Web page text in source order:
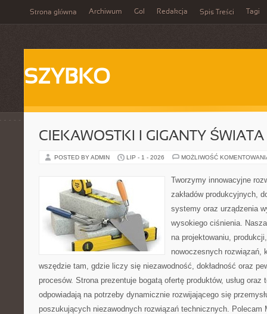
Strona główna Archiwum Gol Redakcja Spis Treści Tagi
SZYBKO
CIEKAWOSTKI I GIGANTY ŚWIATA
POSTED BY ADMIN LIP - 1 - 2026 MOŻLIWOŚĆ
Tworzymy innowacyjne
zakładów produkcyjnych,
systemy oraz urządzenia
wysokiego ciśnienia.
na projektowaniu,
nowoczesnych rozwiązań,
wszędzie tam, gdzie liczy się niezawodność, dokładność oraz
procesów. Strona prezentuje bogatą ofertę produktów, usług oraz
odpowiadają na potrzeby dynamicznie rozwijającego się
poszukujących niezawodnych rozwiązań technicznych. Polecam